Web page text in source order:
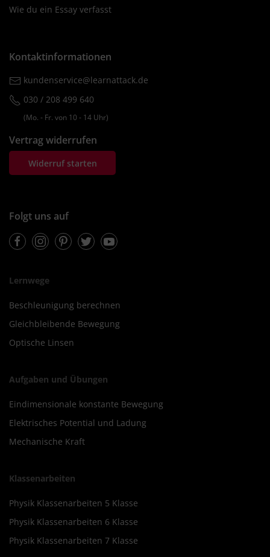
Wie du ein Essay verfasst
Kontaktinformationen
kundenservice@learnattack.de
030 / 208 499 640
(Mo. ‐ Fr. von 10 ‐ 14 Uhr)
Vertrag widerrufen
Widerruf starten
Folgt uns auf
FacebookInstagramPinterestTwitterYoutube
Lernwege
Beschleunigung berechnen
Gleichbleibende Bewegung
Optische Linsen
Aufgaben und Übungen
Eindimensionale konstante Bewegung
Elektrisches Potential und Ladung
Mechanische Kraft
Klassenarbeiten
Physik Klassenarbeiten 5 Klasse
Physik Klassenarbeiten 6 Klasse
Physik Klassenarbeiten 7 Klasse